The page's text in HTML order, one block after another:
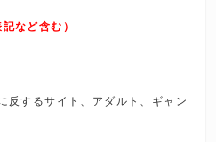
など含む）
反するサイト、アダルト、ギャン